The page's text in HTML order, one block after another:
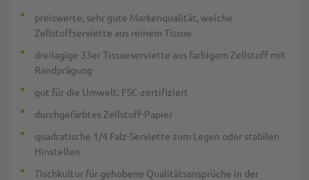
preiswerte, sehr gute Markenqualität, weiche
Zellstoffserviette aus reinem Tissue
dreilagige 33er Tissueserviette aus farbigem Zellstoff mit
Randprägung
gut für die Umwelt: FSC-zertifiziert
durchgefärbtes Zellstoff-Papier
quadratische 1/4 Falz-Serviette zum Legen oder stabilen
Hinstellen
Tischkultur für gehobene Qualitätsansprüche in der